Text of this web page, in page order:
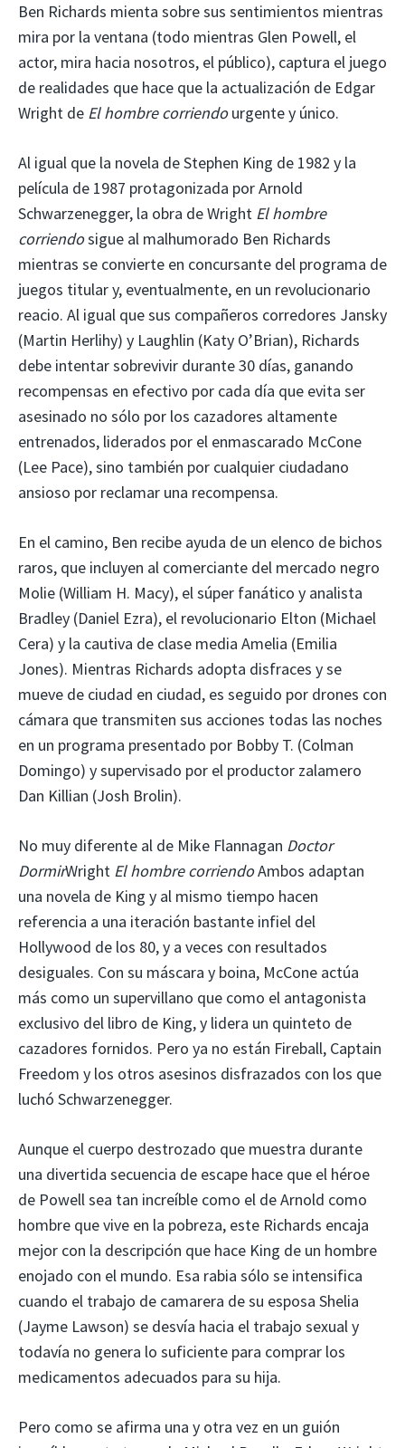
Ben Richards mienta sobre sus sentimientos mientras
mira por la ventana (todo mientras Glen Powell, el
actor, mira hacia nosotros, el público), captura el juego
de realidades que hace que la actualización de Edgar
Wright de El hombre corriendourgente y único.
Al igual que la novela de Stephen King de 1982 y la
película de 1987 protagonizada por Arnold
Schwarzenegger, la obra de Wright El hombre
corriendosigue al malhumorado Ben Richards
mientras se convierte en concursante del programa de
juegos titular y, eventualmente, en un revolucionario
reacio. Al igual que sus compañeros corredores Jansky
(Martin Herlihy) y Laughlin (Katy O’Brian), Richards
debe intentar sobrevivir durante 30 días, ganando
recompensas en efectivo por cada día que evita ser
asesinado no sólo por los cazadores altamente
entrenados, liderados por el enmascarado McCone
(Lee Pace), sino también por cualquier ciudadano
ansioso por reclamar una recompensa.
En el camino, Ben recibe ayuda de un elenco de bichos
raros, que incluyen al comerciante del mercado negro
Molie (William H. Macy), el súper fanático y analista
Bradley (Daniel Ezra), el revolucionario Elton (Michael
Cera) y la cautiva de clase media Amelia (Emilia
Jones). Mientras Richards adopta disfraces y se
mueve de ciudad en ciudad, es seguido por drones con
cámara que transmiten sus acciones todas las noches
en un programa presentado por Bobby T. (Colman
Domingo) y supervisado por el productor zalamero
Dan Killian (Josh Brolin).
No muy diferente al de Mike Flannagan Doctor
DormirWright El hombre corriendoAmbos adaptan
una novela de King y al mismo tiempo hacen
referencia a una iteración bastante infiel del
Hollywood de los 80, y a veces con resultados
desiguales. Con su máscara y boina, McCone actúa
más como un supervillano que como el antagonista
exclusivo del libro de King, y lidera un quinteto de
cazadores fornidos. Pero ya no están Fireball, Captain
Freedom y los otros asesinos disfrazados con los que
luchó Schwarzenegger.
Aunque el cuerpo destrozado que muestra durante
una divertida secuencia de escape hace que el héroe
de Powell sea tan increíble como el de Arnold como
hombre que vive en la pobreza, este Richards encaja
mejor con la descripción que hace King de un hombre
enojado con el mundo. Esa rabia sólo se intensifica
cuando el trabajo de camarera de su esposa Shelia
(Jayme Lawson) se desvía hacia el trabajo sexual y
todavía no genera lo suficiente para comprar los
medicamentos adecuados para su hija.
Pero como se afirma una y otra vez en un guión